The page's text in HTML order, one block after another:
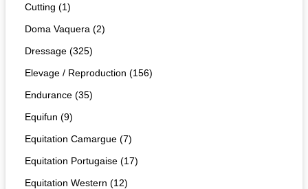
Cutting (1)
Doma Vaquera (2)
Dressage (325)
Elevage / Reproduction (156)
Endurance (35)
Equifun (9)
Equitation Camargue (7)
Equitation Portugaise (17)
Equitation Western (12)